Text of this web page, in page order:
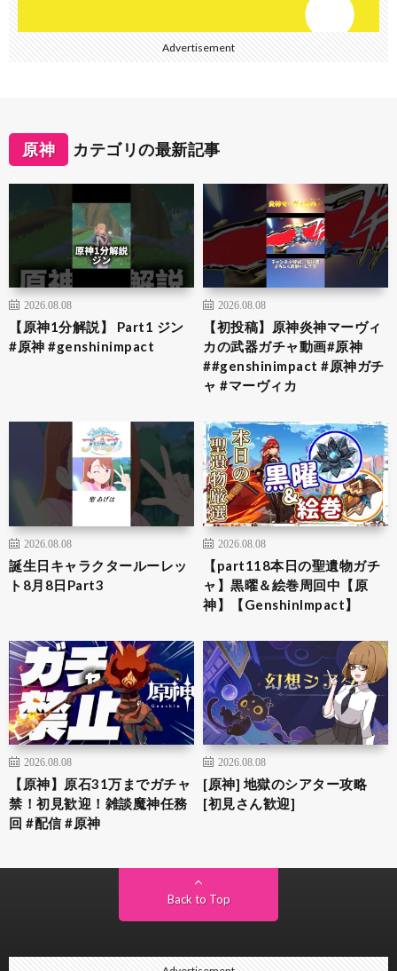
Advertisement
原神 カテゴリの最新記事
2026.08.08
【原神1分解説】 Part1 ジン
#原神 #genshinimpact
2026.08.08
【初投稿】原神炎神マーヴィ
カの武器ガチャ動画#原神
##genshinimpact #原神ガチ
ャ #マーヴィカ
2026.08.08
誕生日キャラクタールーレッ
ト8月8日Part3
2026.08.08
【part118本日の聖遺物ガチ
ャ】黒曜＆絵巻周回中【原
神】【GenshinImpact】
2026.08.08
【原神】原石31万までガチャ
禁！初見歓迎！雑談魔神任務
回 #配信 #原神
2026.08.08
[原神] 地獄のシアター攻略
[初見さん歓迎]
Back to Top